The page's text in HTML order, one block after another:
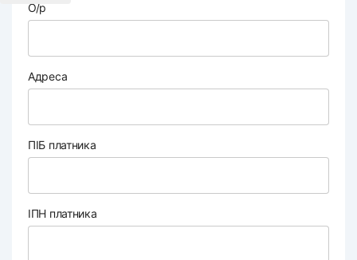
О/р
Адреса
ПІБ платника
ІПН платника